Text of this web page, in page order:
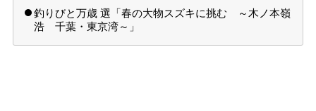
釣りびと万歳 選「春の大物スズキに挑む ～木ノ本嶺
浩 千葉・東京湾～」